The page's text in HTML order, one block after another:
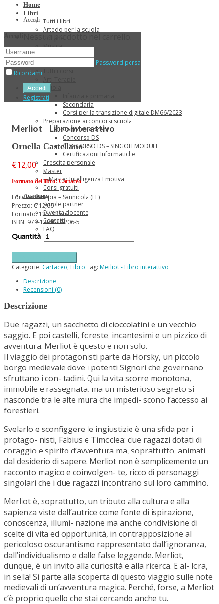
Home
Libri
Tutti i libri
Artedo per la scuola
Musica
Sconti Estivi
Corsi
Scuola
Secondaria
Corsi per la transizione digitale DM66/2023
Preparazione ai concorsi scuola
Concorsi docenti
Concorso DS
CONCORSO DS – SINGOLI MODULI
Certificazioni Informatiche
Crescita personale
Master
—Master Intelligenza Emotiva
Corsi gratuiti
Academy
Scuole partner
Diventa docente
Contatti
FAQ
Accedi
Password persa
Ricordami
Registrati
Merliot – Libro interattivo
Ornella Castellano
€12,00
Formato del libro: Cartaceo
Editore: Vesepia – Sannicola (LE)
Prezzo: € 12,00
Formato: 12 x 23 cm
ISBN: 979-12-8027-206-5
Categorie: Cartaceo, Libro Tag: Merliot - Libro interattivo
Descrizione
Recensioni (0)
Descrizione
Due ragazzi, un sacchetto di cioccolatini e un vecchio
saggio. E poi castelli, foreste, incantesimi e un pizzico di
avventura. Merliot è questo e non solo.
Il viaggio dei protagonisti parte da Horsky, un piccolo
borgo medievale dove i potenti Signori che governano
sfruttano i con- tadini. Qui la vita scorre monotona,
immobile e rassegnata, ma un misterioso segreto si
nasconde tra le alte mura che impedi- scono l’accesso ai
forestieri.
Svelarlo e sconfiggere le ingiustizie è una sfida per i
protago- nisti, Fabius e Timoclea: due ragazzi dotati di
coraggio e spirito d’avventura ma, soprattutto, animati
dal desiderio di sapere. Merliot non è semplicemente un
racconto magico e coinvolgen- te, ricco di personaggi
singolari che i due ragazzi incontrano sul loro cammino.
Merliot è, soprattutto, un tributo alla cultura e alla
sapienza viste dall’autrice come fonte di ispirazione,
conoscenza, illumi- nazione ma anche condivisione di
scelte di vita ed opportunità, in contrapposizione al
pericoloso oscurantismo rappresentato dall’ignoranza,
dall’individualismo e dalle false leggende. Merliot,
dunque, è un invito alla curiosità e alla ricerca. E al- lora,
in sella! Si parte alla scoperta di questo viaggio sulle note
medievali di un’avventura magica. Perché, forse, a Merliot
c’è proprio quello che stai cercando anche tu.